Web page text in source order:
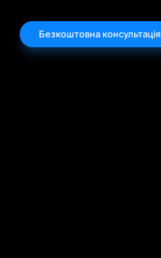
Безкоштовна консультація